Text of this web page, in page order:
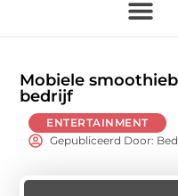
Mobiele
bedrijf
ENTERTAINMENT
Gepubliceerd Door: